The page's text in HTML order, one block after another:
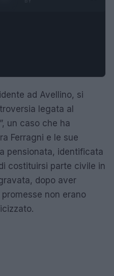
ad Avellino, si
legata al
un caso che ha
Ferragni e le sue
pensionata, identificata
costituirsi parte civile in
dopo aver
non erano